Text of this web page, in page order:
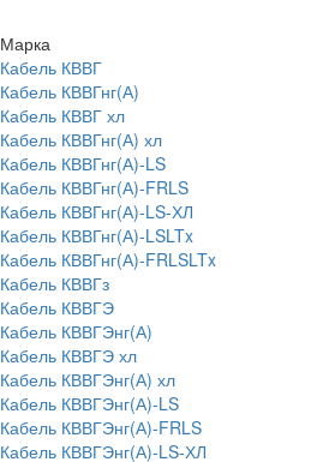
Марка
Кабель КВВГ
Кабель КВВГнг(А)
Кабель КВВГ хл
Кабель КВВГнг(А) хл
Кабель КВВГнг(А)-LS
Кабель КВВГнг(А)-FRLS
Кабель КВВГнг(А)-LS-ХЛ
Кабель КВВГнг(А)-LSLTx
Кабель КВВГнг(А)-FRLSLTx
Кабель КВВГз
Кабель КВВГЭ
Кабель КВВГЭнг(А)
Кабель КВВГЭ хл
Кабель КВВГЭнг(А) хл
Кабель КВВГЭнг(А)-LS
Кабель КВВГЭнг(А)-FRLS
Кабель КВВГЭнг(А)-LS-ХЛ